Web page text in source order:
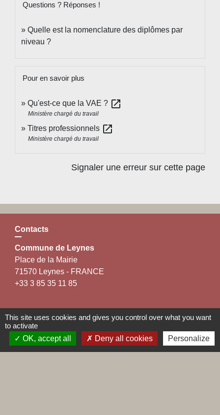
Questions ? Réponses !
Quelle est la nomenclature des diplômes par
niveau ?
Pour en savoir plus
Qu'est-ce que la VAE ? open_in_new
Ministère chargé du travail
Titres professionnels open_in_new
Ministère chargé du travail
Signaler une erreur sur cette page
Contacts
Commune de Leynes
Place de la Mairie
71570 Leynes - FRANCE
+33 3 85 35 11 85
Liens
This site uses cookies and gives you control over what you want
to activate
OK, accept all
Deny all cookies Personalize